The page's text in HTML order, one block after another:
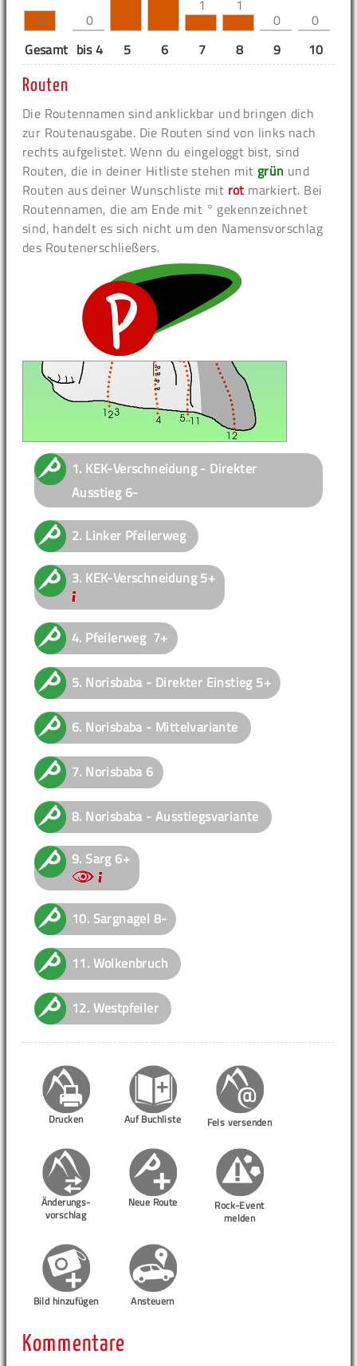
12 0
1 1
0 0
Gesamt bis 4 5 6 7 8 9 10
Routen
Die Routennamen sind anklickbar und bringen dich
zur Routenausgabe. Die Routen sind von links nach
rechts aufgelistet. Wenn du eingeloggt bist, sind
Routen, die in deiner Hitliste stehen mit grün und
Routen aus deiner Wunschliste mit rot markiert. Bei
Routennamen, die am Ende mit ° gekennzeichnet
sind, handelt es sich nicht um den Namensvorschlag
des Routenerschließers.
1. KEK-Verschneidung - Direkter
Ausstieg6-
2. Linker Pfeilerweg
3. KEK-Verschneidung5+
4. Pfeilerweg 7+
5. Norisbaba - Direkter Einstieg5+
6. Norisbaba - Mittelvariante
7. Norisbaba6
8. Norisbaba - Ausstiegsvariante
9. Sarg6+
10. Sargnagel 8-
11. Wolkenbruch
12. Westpfeiler
Drucken Auf Buchliste Fels versenden
Änderungs-
vorschlag
Neue Route
Rock-Event
melden
Bild hinzufügen Ansteuern
Kommentare